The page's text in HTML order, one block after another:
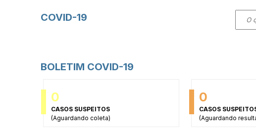
COVID-19
BOLETIM COVID-19
0
CASOS SUSPEITOS
(Aguardando coleta)
0
CASOS
(Aguardando